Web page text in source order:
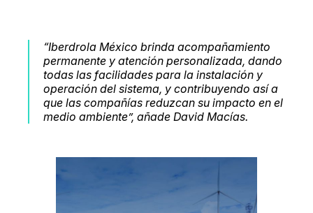
“Iberdrola México brinda acompañamiento
permanente y atención personalizada, dando
todas las facilidades para la instalación y
operación del sistema, y contribuyendo así a
que las compañías reduzcan su impacto en el
medio ambiente”, añade David Macías.